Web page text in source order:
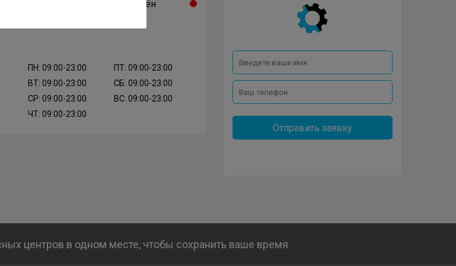
Владелец подтверждён
ПН: 09:00-23:00
ВТ: 09:00-23:00
СР: 09:00-23:00
ЧТ: 09:00-23:00
ПТ: 09:00-23:00
СБ: 09:00-23:00
ВС: 09:00-23:00
Отправить заявку
центров в одном месте, чтобы сохранить ваше время